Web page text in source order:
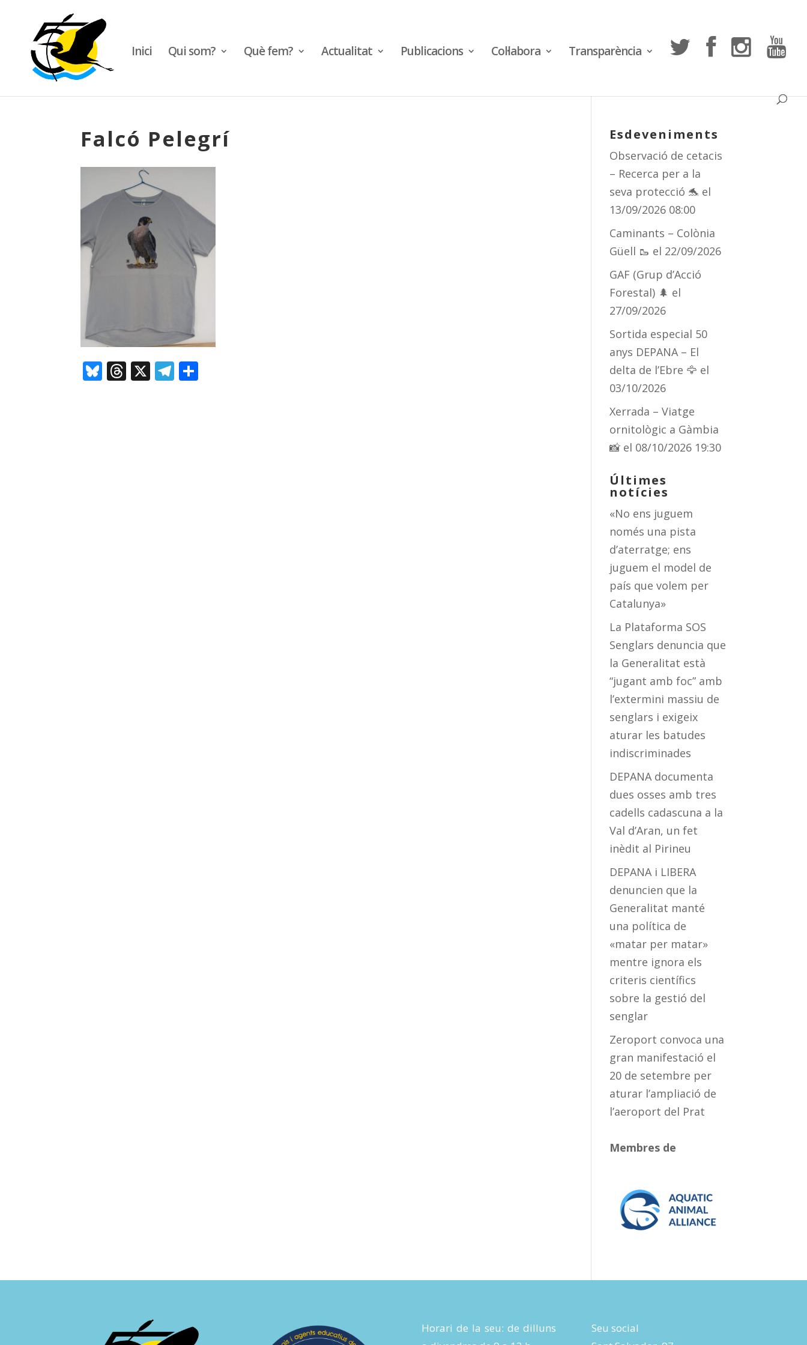
Inici Qui som? Què fem? Actualitat Publicacions Col·labora Transparència
Falcó Pelegrí
Bluesky
Threads
X Telegram
Esdeveniments
Observació de cetacis
– Recerca per a la
seva protecció 🐬 el
13/09/2026 08:00
Caminants – Colònia
Güell 🥾 el 22/09/2026
GAF (Grup d’Acció
Forestal) 🌲 el
27/09/2026
Sortida especial 50
anys DEPANA – El
delta de l’Ebre 🦅 el
03/10/2026
Xerrada – Viatge
ornitològic a Gàmbia
📸 el 08/10/2026 19:30
Últimes
notícies
«No ens juguem
només una pista
d’aterratge; ens
juguem el model de
país que volem per
Catalunya»
La Plataforma SOS
Senglars denuncia que
la Generalitat està
“jugant amb foc” amb
l’extermini massiu de
senglars i exigeix
aturar les batudes
indiscriminades
DEPANA documenta
dues osses amb tres
cadells cadascuna a la
Val d’Aran, un fet
inèdit al Pirineu
DEPANA i LIBERA
denuncien que la
Generalitat manté
una política de
«matar per matar»
mentre ignora els
criteris científics
sobre la gestió del
senglar
Zeroport convoca una
gran manifestació el
20 de setembre per
aturar l’ampliació de
l’aeroport del Prat
Membres de
Horari de la seu: de dilluns
Seu social